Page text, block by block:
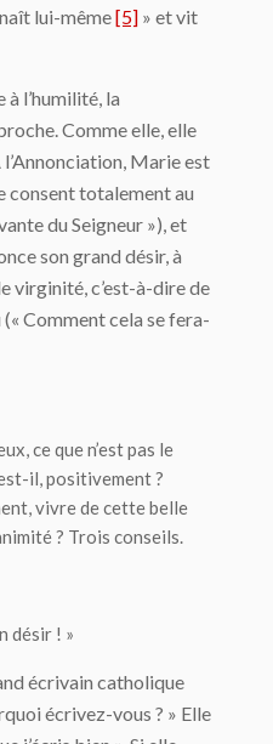
lui-même[5] » et vit
l’humilité, la
Comme elle, elle
Marie est
consent totalement au
du Seigneur »), et
son grand désir, à
virginité, c’est-à-dire de
Comment cela se fera-
ce que n’est pas le
il, positivement ?
vivre de cette belle
? Trois conseils.
désir ! »
écrivain catholique
écrivez-vous ? » Elle